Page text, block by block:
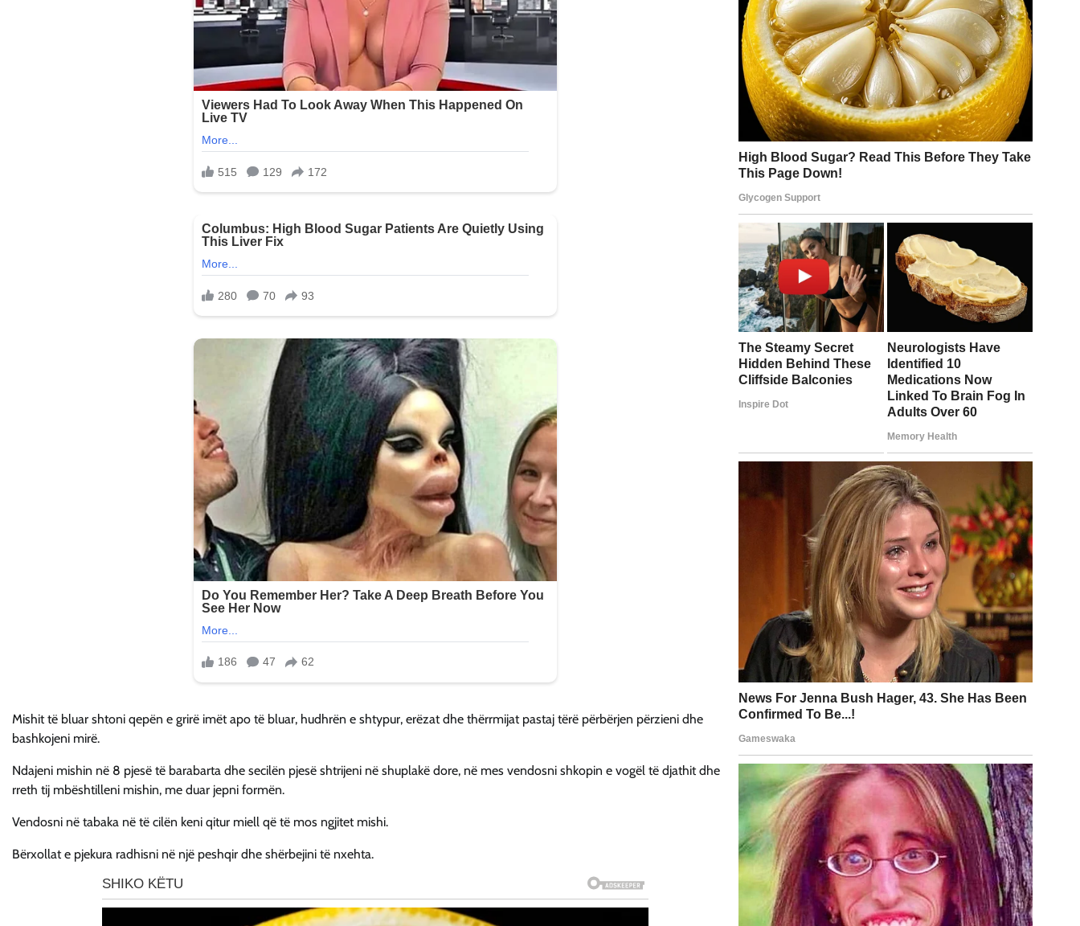
Mishit të bluar shtoni qepën e grirë imët apo të bluar, hudhrën e shtypur, erëzat dhe thërrmijat pastaj tërë përbërjen përzieni dhe
bashkojeni mirë.
Ndajeni mishin në 8 pjesë të barabarta dhe secilën pjesë shtrijeni në shuplakë dore, në mes vendosni shkopin e vogël të djathit dhe
rreth tij mbështilleni mishin, me duar jepni formën.
Vendosni në tabaka në të cilën keni qitur miell që të mos ngjitet mishi.
Bërxollat e pjekura radhisni në një peshqir dhe shërbejini të nxehta.